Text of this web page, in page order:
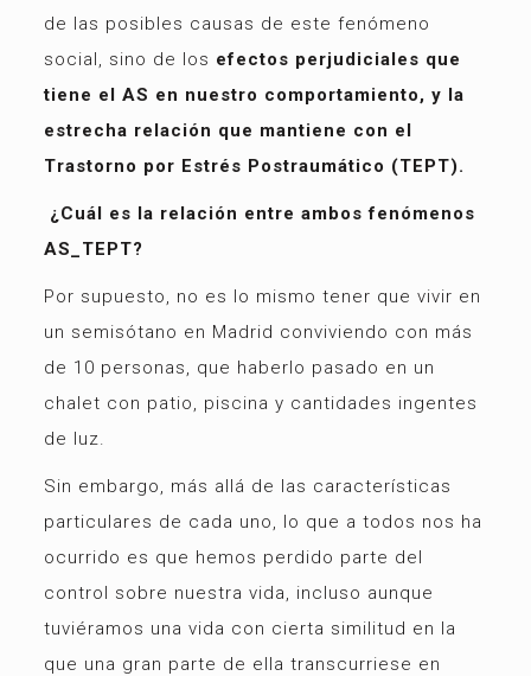
de las posibles causas de este fenómeno
social, sino de los efectos perjudiciales que
tiene el AS en nuestro comportamiento, y la
estrecha relación que mantiene con el
Trastorno por Estrés Postraumático (TEPT).
¿Cuál es la relación entre ambos fenómenos
AS_TEPT?
Por supuesto, no es lo mismo tener que vivir en
un semisótano en Madrid conviviendo con más
de 10 personas, que haberlo pasado en un
chalet con patio, piscina y cantidades ingentes
de luz.
Sin embargo, más allá de las características
particulares de cada uno, lo que a todos nos ha
ocurrido es que hemos perdido parte del
control sobre nuestra vida, incluso aunque
tuviéramos una vida con cierta similitud en la
que una gran parte de ella transcurriese en